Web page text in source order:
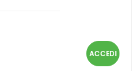
ACCEDI